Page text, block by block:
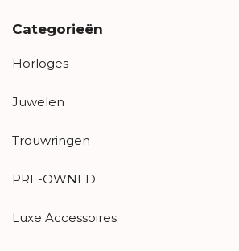
Categorieën
Horloges
Juwelen
Trouwringen
PRE-OWNED
Luxe Accessoires